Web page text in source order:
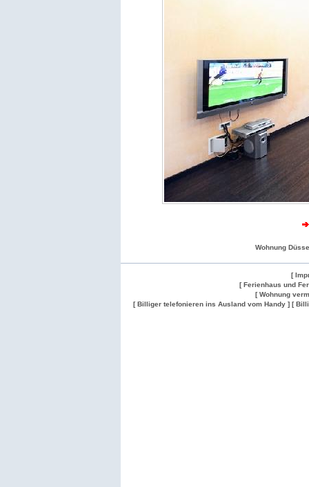
Wohnung
[
[ Ferienhaus und
[ Wohnung
[ Billiger telefonieren ins Ausland vom Handy ] [